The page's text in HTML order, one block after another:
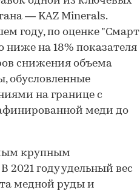
— KAZ Minerals.
году, по оценке "Смарт
ниже на 18% показателя
снижения объема
обусловленные
на границе с
меди до
крупным
2021 году удельный вес
медной руды и